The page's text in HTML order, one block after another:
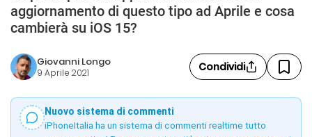
aggiornamento di questo tipo ad Aprile e cosa
cambierà su iOS 15?
Giovanni Longo
9 Aprile 2021 Condividi
Nuovo sistema di commenti
iPhoneItalia ha un sistema di commenti realtime tutto